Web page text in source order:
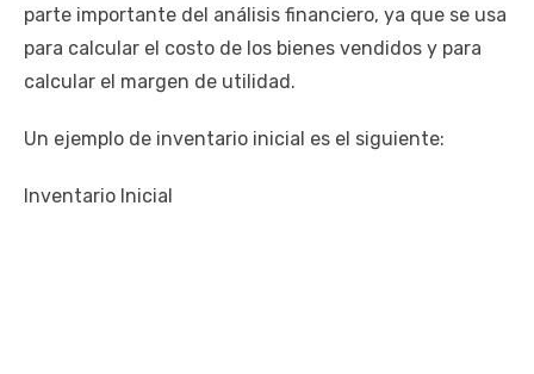
parte importante del análisis financiero, ya que se usa
para calcular el costo de los bienes vendidos y para
calcular el margen de utilidad.
Un ejemplo de inventario inicial es el siguiente:
Inventario Inicial